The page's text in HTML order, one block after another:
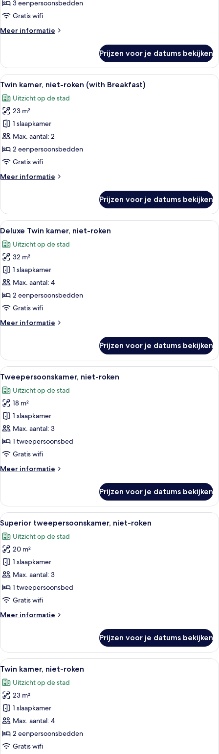
Breakfast)
3 eenpersoonsbedden
Gratis wifi
Meer informatie
Meer
niet-
roken
(with
Prijzen voor je datums bekijken
Alle
foto's
voor
Twin
kamer,
niet-
roken
(with
laden
Een hotelkamer met twee bedden,
9
Twin kamer, niet-roken (with Breakfast)
Uitzicht op de stad
23 m²
1 slaapkamer
Max. aantal: 2
2 eenpersoonsbedden
Gratis wifi
Meer informatie
Meer
kamer,
niet-
roken
Breakfast)
Prijzen voor je datums bekijken
Alle
foto's
voor
Deluxe
Twin
kamer,
niet-
roken
Een hotelkamer met twee bedden,
6
Deluxe Twin kamer, niet-roken
Uitzicht op de stad
32 m²
1 slaapkamer
Max. aantal: 4
2 eenpersoonsbedden
Gratis wifi
Meer informatie
Meer
Twin
kamer,
niet-
Prijzen voor je datums bekijken
Alle
foto's
voor
Tweepersoonskamer,
niet-
roken
laden
Een hotelkamer met een bed,
7
Tweepersoonskamer, niet-roken
Uitzicht op de stad
18 m²
1 slaapkamer
Max. aantal: 3
1 tweepersoonsbed
Gratis wifi
Meer informatie
Meer
niet-
roken
Prijzen voor je datums bekijken
Alle
foto's
voor
Superior
tweepersoonskamer,
niet-
roken
laden
Een hotelkamer met een bed, een
6
Superior tweepersoonskamer, niet-roken
Uitzicht op de stad
20 m²
1 slaapkamer
Max. aantal: 3
1 tweepersoonsbed
Gratis wifi
Meer informatie
Meer
tweepersoonskamer,
niet-
roken
Prijzen voor je datums bekijken
Alle
foto's
voor
Twin
kamer,
niet-
roken
laden
Een hotelkamer met twee bedden,
9
Twin kamer, niet-roken
Uitzicht op de stad
23 m²
1 slaapkamer
Max. aantal: 4
2 eenpersoonsbedden
Gratis wifi